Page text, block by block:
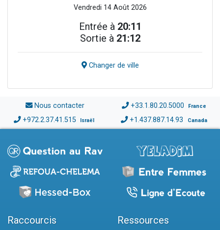
Vendredi 14 Août 2026
Entrée à 20:11
Sortie à 21:12
Changer de ville
Nous contacter +33.1.80.20.5000 France
+972.2.37.41.515 Israël +1.437.887.14.93 Canada
Raccourcis Ressources